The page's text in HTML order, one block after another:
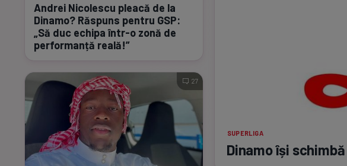
Andrei Nicolescu pleacă de la
Dinamo? Răspuns pentru GSP:
„Să duc echipa într-o zonă de
performanță reală!”
27
SUPERLIGA
Dinamo își